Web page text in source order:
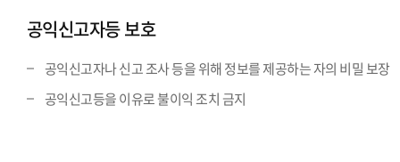
공익신고자등 보호
공익신고자나 신고 조사 등을 위해 정보를 제공하는 자의 비밀 보장
공익신고등을 이유로 불이익 조치 금지